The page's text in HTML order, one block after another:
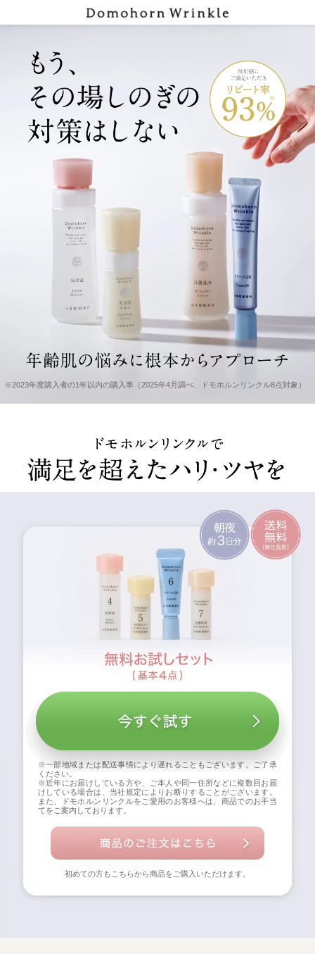
※2023年度購入者の1年以内の購入率（2025年4月調べ、ドモホルンリンクル8点対象）
※一部地域または配送事情により遅れることもございます。ご了承
ください。
※近年にお届けしている方や、ご本人や同一住所などに複数回お届
けしている場合は、当社規定によりお断りすることがございます。
また、ドモホルンリンクルをご愛用のお客様へは、商品でのお手当
てをご案内しております。
初めての方もこちらから商品をご購入いただけます。